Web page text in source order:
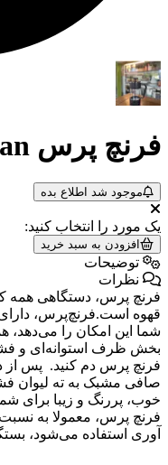
فرنچ پرس 350yitian میل
موجود شد اطلاع بده
یک مورد را انتخاب کنید:
افزودن به سبد خرید
توضیحات
نظرات
فرنچ پرس، دستگاهی همه
قهوه است.فرنچ‌پرس،
شما این امکان را می‌دهد،
بخش ظرف استوانه‌ای و
فرنچ پرس دم کنید. پس از
صافی مشبک به ته لیوان
خوب، پررنگ و زیبا برای
فرنچ پرس، معمولا به
آوری استفاده می‌شود،